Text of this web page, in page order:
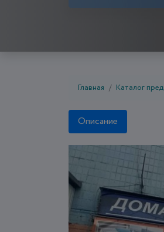
Главная Каталог
Описание